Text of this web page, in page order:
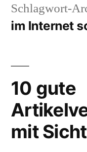
Schlagwort-
im Internet
10 gute
mit